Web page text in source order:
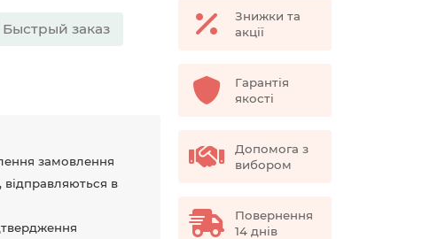
Быстрый заказ
замовлення
в
Знижки та
акції
Гарантія
якості
Допомога з
вибором
Повернення
14 днів